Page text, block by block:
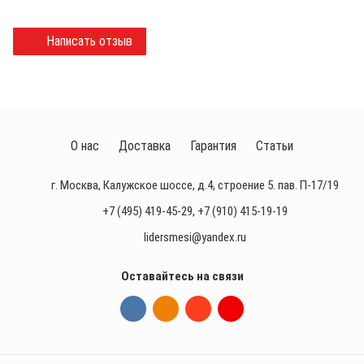
Написать отзыв
г. Москва, Калужское шоссе, д.4, строение 5. пав. П-17/19
+7 (495) 419-45-29, +7 (910) 415-19-19
lidersmesi@yandex.ru
О нас Доставка Гарантия Статьи
Оставайтесь на связи